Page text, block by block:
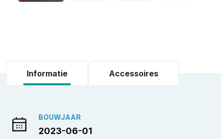
Informatie Accessoires
BOUWJAAR
2023-06-01